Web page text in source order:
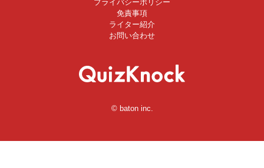
プライバシーポリシー
免責事項
ライター紹介
お問い合わせ
© baton inc.